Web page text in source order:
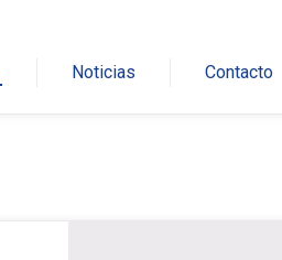
Noticias Contacto